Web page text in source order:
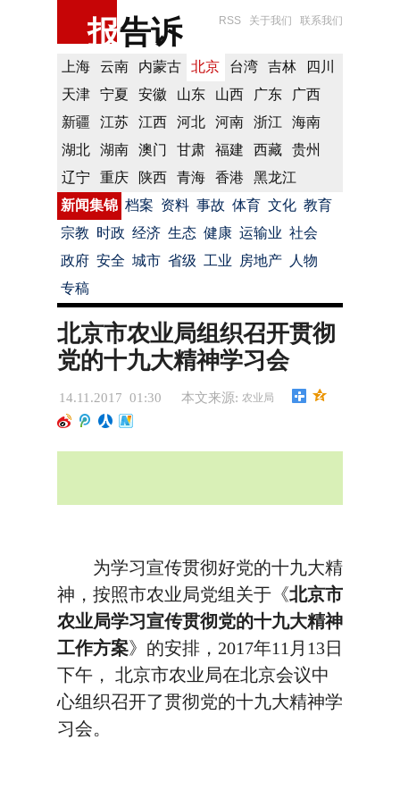
报告诉 RSS 关于我们 联系我们
上海 云南 内蒙古 北京 台湾 吉林
四川
天津
宁夏 安徽 山东 山西 广东
广西
新疆
江苏 江西 河北 河南 浙江
海南
湖北
湖南 澳门 甘肃 福建 西藏
贵州
辽宁
重庆 陕西 青海 香港
黑龙江
新闻集锦 档案 资料 事故 体育 文化 教育
宗教 时政 经济 生态 健康 运输业 社会
政府 安全 城市 省级 工业 房地产
人物
专稿
北京市农业局组织召开贯彻
党的十九大精神学习会
14.11.2017 01:30 本文来源: 农业局
为学习宣传贯彻好党的十九大精
神，按照市农业局党组关于《北京市
农业局学习宣传贯彻党的十九大精神
工作方案》的安排，2017年11月13日
下午， 北京市农业局在北京会议中
心组织召开了贯彻党的十九大精神学
习会。